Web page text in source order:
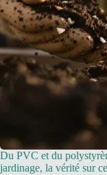
Du PVC et du
jardinage, la vérité sur